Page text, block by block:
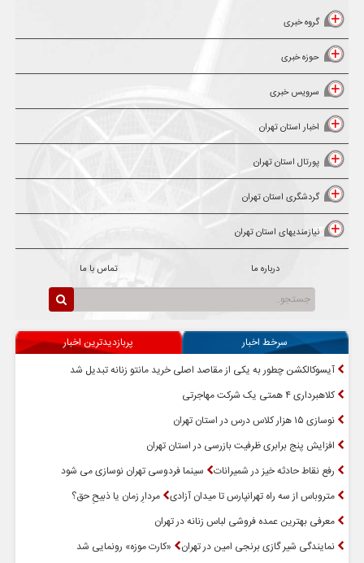
گروه خبری
حوزه خبری
سرویس خبری
اخبار استان تهران
پورتال استان تهران
گردشگری استان تهران
نیازمندیهای استان تهران
درباره ما تماس با ما
سرخط اخبار
پربازدیدترین اخبار
آیسوکالکشن چطور به یکی از مقاصد اصلی خرید مانتو زنانه تبدیل شد
کلاهبرداری ۴ همتی یک شرکت مهاجرتی
نوسازی ۱۵ هزار کلاس درس در استان تهران
افزایش پنج برابری ظرفیت بازرسی در استان تهران
رفع نقاط حادثه خیز در شمیرانات
سینما فردوسی تهران نوسازی می شود
متروباس از سه راه تهرانپارس تا میدان آزادی مردارِ زمان یا ذبیحِ حق؟
معرفی بهترین عمده فروشی لباس زنانه در تهران
نمایندگی شیر گازی برنجی امین در تهران
«کارت موزه» رونمایی شد